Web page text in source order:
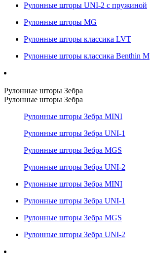
Рулонные шторы UNI-2 с пружиной
Рулонные шторы MG
Рулонные шторы классика LVT
Рулонные шторы классика Benthin M
Рулонные шторы Зебра
Рулонные шторы Зебра
Рулонные шторы Зебра MINI
Рулонные шторы Зебра UNI-1
Рулонные шторы Зебра MGS
Рулонные шторы Зебра UNI-2
Рулонные шторы Зебра MINI
Рулонные шторы Зебра UNI-1
Рулонные шторы Зебра MGS
Рулонные шторы Зебра UNI-2